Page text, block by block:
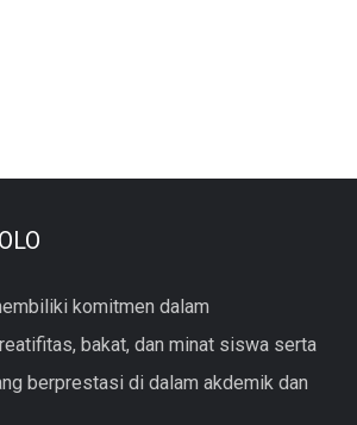
komitmen dalam
bakat, dan minat siswa serta
berprestasi di dalam akdemik dan